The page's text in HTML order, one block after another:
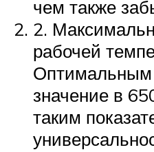
чем также
2.
рабочей
Оптимальным
значение в
таким